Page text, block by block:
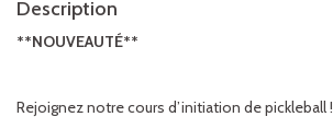
Description
**NOUVEAUTÉ**
Rejoignez notre cours d’initiation de pickleball !